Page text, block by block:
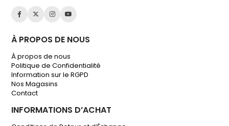
À PROPOS DE NOUS
À propos de nous
Politique de Confidentialité
Information sur le RGPD
Nos Magasins
Contact
INFORMATIONS D’ACHAT